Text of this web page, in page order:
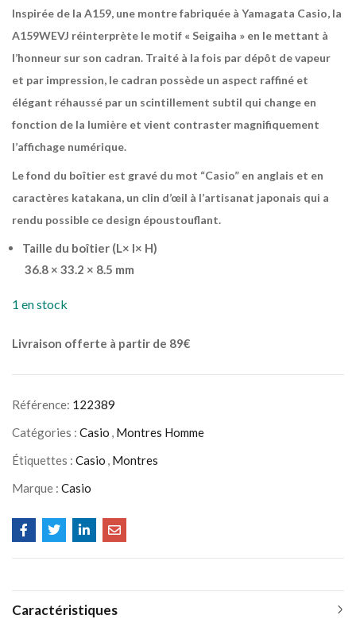
Inspirée de la A159, une montre fabriquée à Yamagata Casio, la
A159WEVJ réinterprète le motif « Seigaiha » en le mettant à
l’honneur sur son cadran. Traité à la fois par dépôt de vapeur
et par impression, le cadran possède un aspect raffiné et
élégant réhaussé par un scintillement subtil qui change en
fonction de la lumière et vient contraster magnifiquement
l’affichage numérique.
Le fond du boîtier est gravé du mot “Casio” en anglais et en
caractères katakana, un clin d’œil à l’artisanat japonais qui a
rendu possible ce design époustouflant.
Taille du boîtier (L× l× H)
36.8 × 33.2 × 8.5 mm
1 en stock
Livraison offerte à partir de 89€
Référence: 122389
Catégories : Casio , Montres Homme
Étiquettes : Casio , Montres
Marque : Casio
Caractéristiques